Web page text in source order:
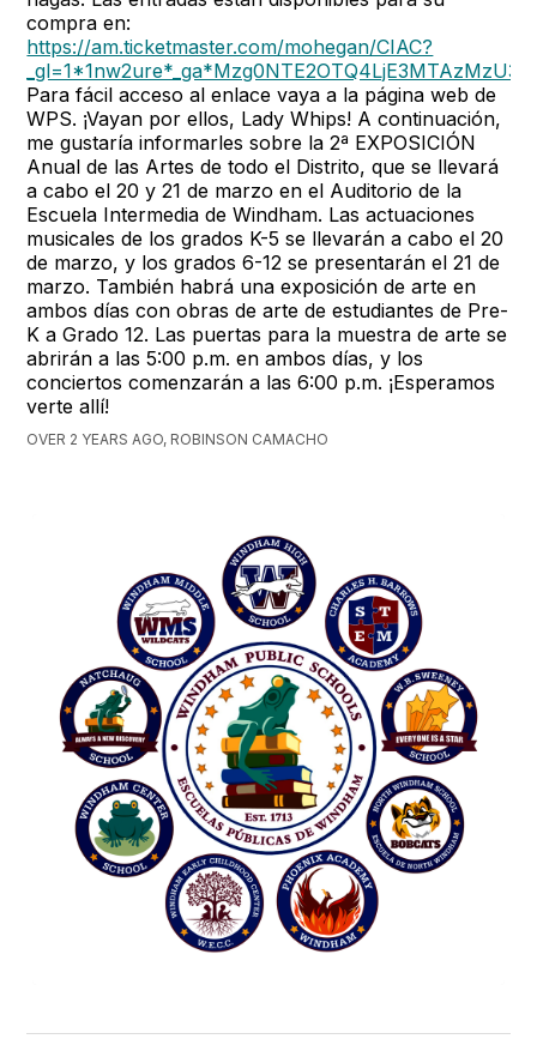
compra en:
https://am.ticketmaster.com/mohegan/CIAC?
Para fácil acceso al enlace vaya a la página web de
WPS. ¡Vayan por ellos, Lady Whips! A continuación,
me gustaría informarles sobre la 2ª EXPOSICIÓN
Anual de las Artes de todo el Distrito, que se llevará
a cabo el 20 y 21 de marzo en el Auditorio de la
Escuela Intermedia de Windham. Las actuaciones
musicales de los grados K-5 se llevarán a cabo el 20
de marzo, y los grados 6-12 se presentarán el 21 de
marzo. También habrá una exposición de arte en
ambos días con obras de arte de estudiantes de Pre-
K a Grado 12. Las puertas para la muestra de arte se
abrirán a las 5:00 p.m. en ambos días, y los
conciertos comenzarán a las 6:00 p.m. ¡Esperamos
verte allí!
OVER 2 YEARS AGO, ROBINSON CAMACHO